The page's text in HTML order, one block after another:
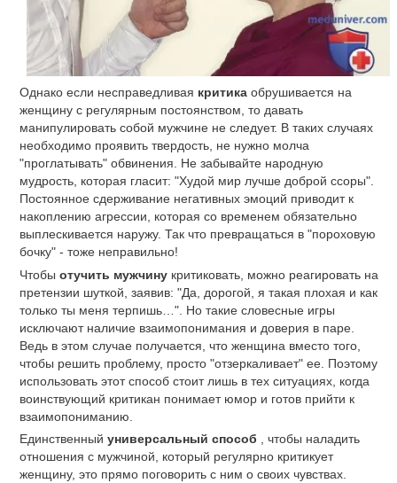
Однако если несправедливая критика обрушивается на
женщину с регулярным постоянством, то давать
манипулировать собой мужчине не следует. В таких случаях
необходимо проявить твердость, не нужно молча
"проглатывать" обвинения. Не забывайте народную
мудрость, которая гласит: "Худой мир лучше доброй ссоры".
Постоянное сдерживание негативных эмоций приводит к
накоплению агрессии, которая со временем обязательно
выплескивается наружу. Так что превращаться в "пороховую
бочку" - тоже неправильно!
Чтобы отучить мужчину критиковать, можно реагировать на
претензии шуткой, заявив: "Да, дорогой, я такая плохая и как
только ты меня терпишь…". Но такие словесные игры
исключают наличие взаимопонимания и доверия в паре.
Ведь в этом случае получается, что женщина вместо того,
чтобы решить проблему, просто "отзеркаливает" ее. Поэтому
использовать этот способ стоит лишь в тех ситуациях, когда
воинствующий критикан понимает юмор и готов прийти к
взаимопониманию.
Единственный универсальный способ , чтобы наладить
отношения с мужчиной, который регулярно критикует
женщину, это прямо поговорить с ним о своих чувствах.